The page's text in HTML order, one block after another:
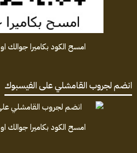
امسح الكود بكاميرا جوالك او
انضم لجروب القامشلي على الفيسبوك
امسح الكود بكاميرا جوالك او